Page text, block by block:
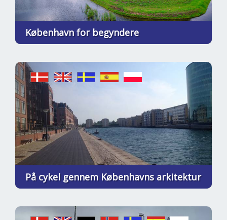
København for begyndere
På cykel gennem Københavns arkitektur